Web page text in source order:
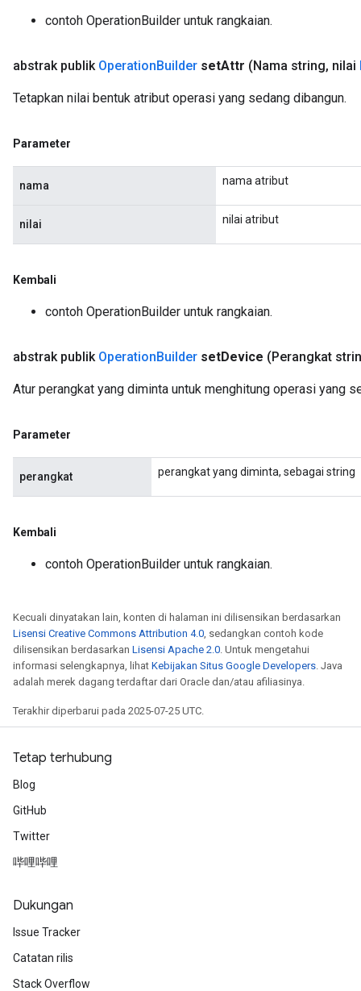
contoh OperationBuilder untuk rangkaian.
abstrak publik OperationBuilder setAttr (Nama string, nilai
Tetapkan nilai bentuk atribut operasi yang sedang dibangun.
Parameter
nama nama atribut
nilai nilai atribut
Kembali
contoh OperationBuilder untuk rangkaian.
abstrak publik OperationBuilder setDevice (Perangkat
Atur perangkat yang diminta untuk menghitung operasi yang
Parameter
perangkat perangkat yang diminta, sebagai string
Kembali
contoh OperationBuilder untuk rangkaian.
Kecuali dinyatakan lain, konten di halaman ini dilisensikan berdasarkan
Lisensi Creative Commons Attribution 4.0 , sedangkan contoh kode
dilisensikan berdasarkan Lisensi Apache 2.0 . Untuk mengetahui
informasi selengkapnya, lihat Kebijakan Situs Google Developers . Java
adalah merek dagang terdaftar dari Oracle dan/atau afiliasinya.
Terakhir diperbarui pada 2025-07-25 UTC.
Tetap terhubung
Blog
GitHub
Twitter
哔哩哔哩
Dukungan
Issue Tracker
Catatan rilis
Stack Overflow